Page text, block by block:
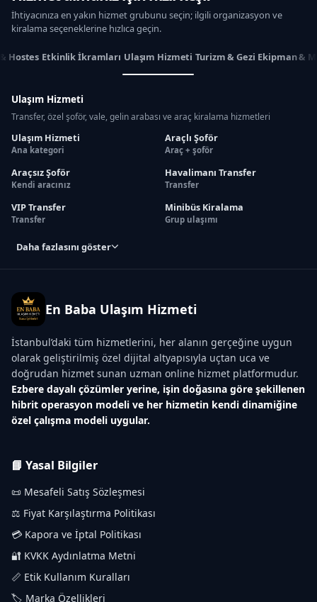
İhtiyacınıza en yakın hizmet grubunu seçin; ilgili organizasyon ve
kiralama seçeneklerine hızlıca geçin.
Hostes Etkinlik İkramları Ulaşım Hizmeti Turizm & Gezi Ekipman &
Ulaşım Hizmeti
Transfer, özel şoför, vale, gelin arabası ve araç kiralama hizmetleri
Ulaşım Hizmeti
Ana kategori
Araçlı Şoför
Araç + şoför
Araçsız Şoför
Kendi aracınız
Havalimanı Transfer
Transfer
VIP Transfer
Transfer
Minibüs Kiralama
Grup ulaşımı
Daha fazlasını göster
En Baba Ulaşım Hizmeti
İstanbul’daki tüm hizmetlerini, her alanın gerçeğine uygun
olarak geliştirilmiş özel dijital altyapısıyla uçtan uca ve
doğrudan hizmet sunan uzman online hizmet platformudur.
Ezbere dayalı çözümler yerine, işin doğasına göre şekillenen
hibrit operasyon modeli ve her hizmetin kendi dinamiğine
özel çalışma modeli uygular.
📘 Yasal Bilgiler
📜 Mesafeli Satış Sözleşmesi
⚖️ Fiyat Karşılaştırma Politikası
💳 Kapora ve İptal Politikası
🔐 KVKK Aydınlatma Metni
📏 Etik Kullanım Kuralları
🏷️ Marka Özellikleri